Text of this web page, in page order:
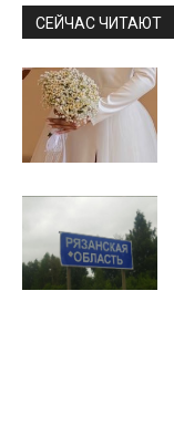
СЕЙЧАС ЧИТАЮТ